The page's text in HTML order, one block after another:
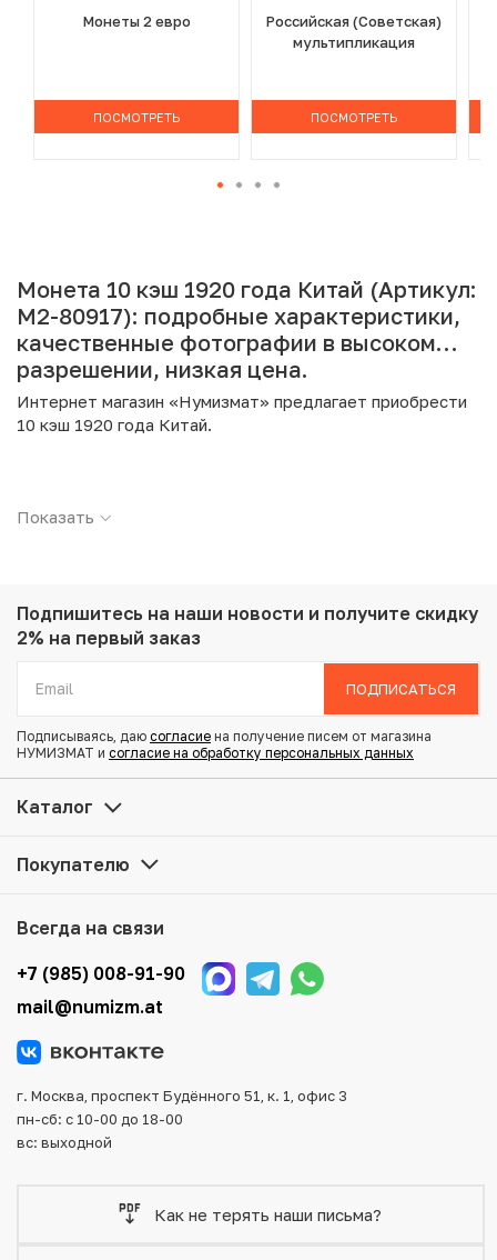
Монеты 2 евро
ПОСМОТРЕТЬ
Российская (Советская)
мультипликация
ПОСМОТРЕТЬ
Монета 10 кэш 1920 года Китай (Артикул:
M2-80917): подробные характеристики,
качественные фотографии в высоком
разрешении, низкая цена.
Интернет магазин «Нумизмат» предлагает приобрести
10 кэш 1920 года Китай.
Страна: Китай
Вес: 6.35 г
Диаметр: 28 мм
Купить 10 кэш 1920 года Китай по привлекательной цене
можно в нашем интернет-магазине — Вам достаточно
оформить заказ на сайте. Все монеты, представленные
в каталоге, находятся в наличии на нашем складе.
того, возможен самовывоз товара из офиса магазина.
тщательно упаковываются, что исключает возможность
повреждения во время доставки.
Показать
Подпишитесь на наши новости и получите скидку
2% на первый заказ
ПОДПИСАТЬСЯ
Подписываясь, даю согласие на получение писем от магазина
НУМИЗМАТ и согласие на обработку персональных данных
Каталог
Покупателю
Всегда на связи
+7 (985) 008-91-90
mail@numizm.at
г. Москва, проспект Будённого 51, к. 1, офис 3
пн-сб: с 10-00 до 18-00
вс: выходной
Как не терять наши письма?